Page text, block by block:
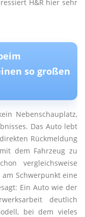
H&R hier sehr
so großen
Nebenschauplatz,
Das Auto lebt
Rückmeldung
dem Fahrzeug zu
vergleichsweise
Schwerpunkt eine
Ein Auto wie der
deutlich
bei dem vieles